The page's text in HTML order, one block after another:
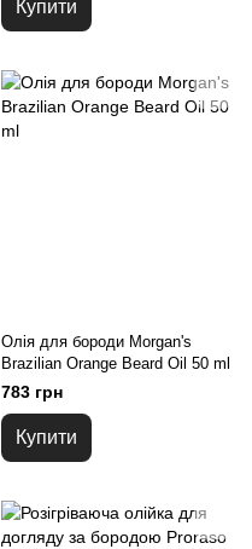
Купити
Олія для бороди Morgan's
Brazilian Orange Beard Oil 50 ml
783 грн
Купити